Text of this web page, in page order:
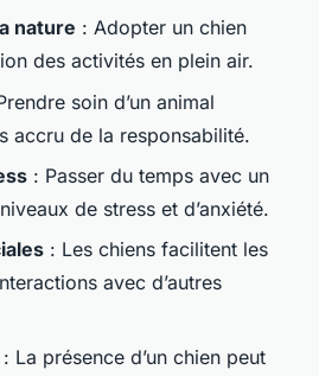
nature : Adopter un chien
des activités en plein air.
soin d’un animal
accru de la responsabilité.
: Passer du temps avec un
de stress et d’anxiété.
: Les chiens facilitent les
avec d’autres
: La présence d’un chien peut